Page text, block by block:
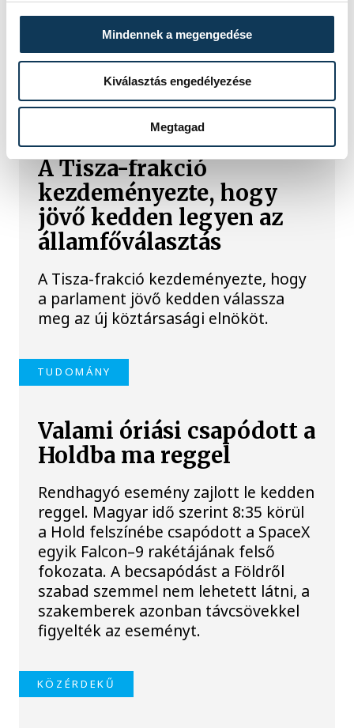
Mindennek a megengedése
Kiválasztás engedélyezése
Megtagad
TOVÁBBI CIKKEK
KÖZÉLET
A Tisza-frakció
kezdeményezte, hogy
jövő kedden legyen az
államfőválasztás
A Tisza-frakció kezdeményezte, hogy
a parlament jövő kedden válassza
meg az új köztársasági elnököt.
TUDOMÁNY
Valami óriási csapódott a
Holdba ma reggel
Rendhagyó esemény zajlott le kedden
reggel. Magyar idő szerint 8:35 körül
a Hold felszínébe csapódott a SpaceX
egyik Falcon–9 rakétájának felső
fokozata. A becsapódást a Földről
szabad szemmel nem lehetett látni, a
szakemberek azonban távcsövekkel
figyelték az eseményt.
KÖZÉRDEKŰ